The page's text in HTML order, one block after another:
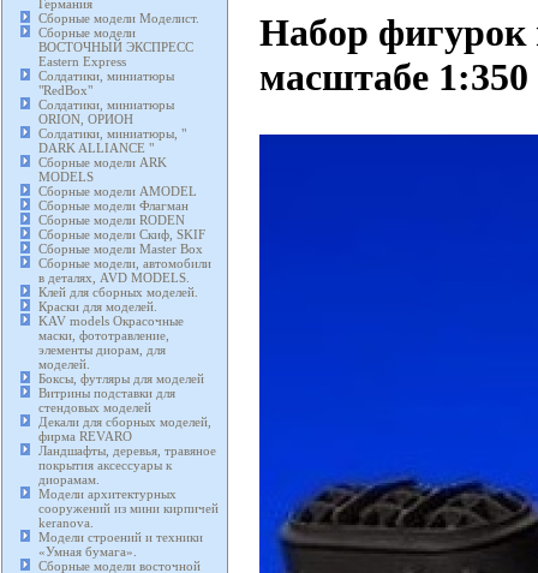
Германия
Сборные модели Моделист.
Сборные модели
ВОСТОЧНЫЙ ЭКСПРЕСС
Eastern Express
Солдатики, миниатюры
"RedBox"
Солдатики, миниатюры
ORION, ОРИОН
Солдатики, миниатюры, "
DARK ALLIANCE "
Сборные модели ARK
MODELS
Сборные модели AMODEL
Сборные модели Флагман
Сборные модели RODEN
Сборные модели Скиф, SKIF
Сборные модели Master Box
Сборные модели, автомобили
в деталях, AVD MODELS.
Клей для сборных моделей.
Краски для моделей.
KAV models Окрасочные
маски, фототравление,
элементы диорам, для
моделей.
Боксы, футляры для моделей
Витрины подставки для
стендовых моделей
Декали для сборных моделей,
фирма REVARO
Ландшафты, деревья, травяное
покрытия аксессуары к
диорамам.
Модели архитектурных
сооружений из мини кирпичей
keranova.
Модели строений и техники
«Умная бумага».
Сборные модели восточной
Набор фигурок
масштабе